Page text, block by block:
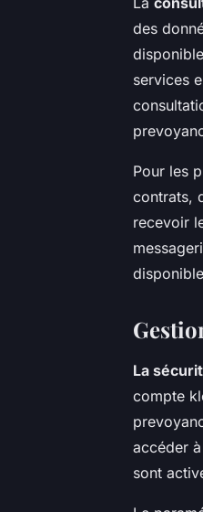
des
services
Pour les
contrats,
recevoir
La
compte
accéder
sont